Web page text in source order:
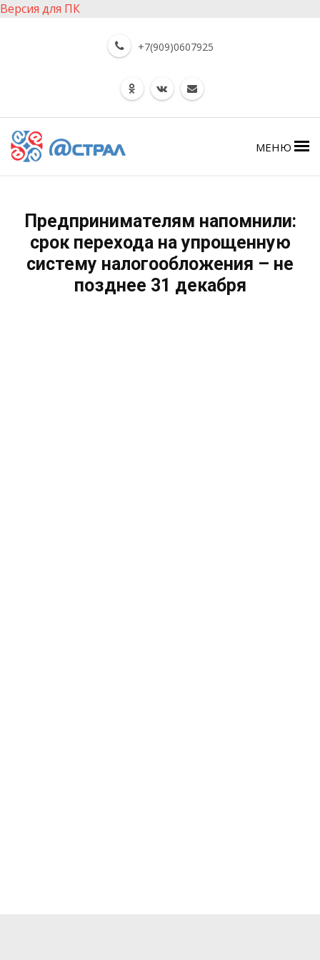
Версия для ПК
+7(909)0607925
МЕНЮ
Предпринимателям напомнили:
срок перехода на упрощенную
систему налогообложения – не
позднее 31 декабря